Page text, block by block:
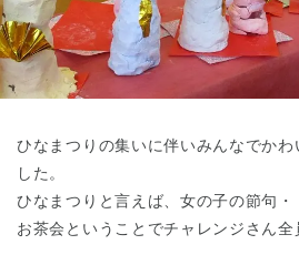
都道
東京都
ひなまつりの集いに伴いみんなでかわ
した。
ひなまつりと言えば、女の子の節句
お茶会ということでチャレンジさん全